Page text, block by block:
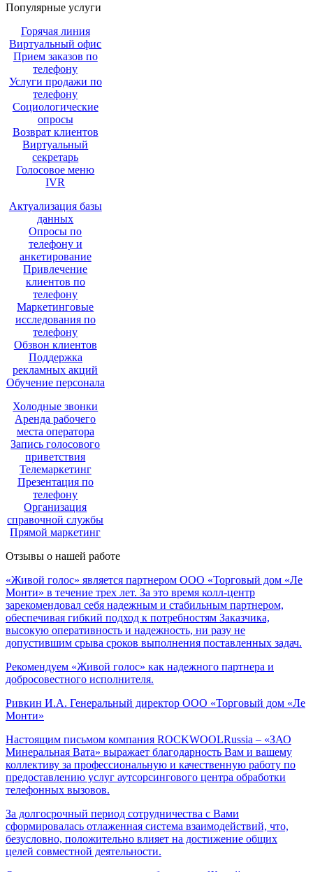
Популярные услуги
Горячая линия
Виртуальный офис
Прием заказов по
телефону
Услуги продажи по
телефону
Социологические
опросы
Возврат клиентов
Виртуальный
секретарь
Голосовое меню
IVR
Актуализация базы
данных
Опросы по
телефону и
анкетирование
Привлечение
клиентов по
телефону
Маркетинговые
исследования по
телефону
Обзвон клиентов
Поддержка
рекламных акций
Обучение персонала
Холодные звонки
Аренда рабочего
места оператора
Запись голосового
приветствия
Телемаркетинг
Презентация по
телефону
Организация
справочной службы
Прямой маркетинг
Отзывы о нашей работе
«Живой голос» является партнером ООО «Торговый дом «Ле
Монти» в течение трех лет. За это время колл-центр
зарекомендовал себя надежным и стабильным партнером,
обеспечивая гибкий подход к потребностям Заказчика,
высокую оперативность и надежность, ни разу не
допустившим срыва сроков выполнения поставленных задач.
Рекомендуем «Живой голос» как надежного партнера и
добросовестного исполнителя.
Ривкин И.А. Генеральный директор ООО «Торговый дом «Ле
Монти»
Настоящим письмом компания ROCKWOOLRussia – «ЗАО
Минеральная Вата» выражает благодарность Вам и вашему
коллективу за профессиональную и качественную работу по
предоставлению услуг аутсорсингового центра обработки
телефонных вызовов.
За долгосрочный период сотрудничества с Вами
сформировалась отлаженная система взаимодействий, что,
безусловно, положительно влияет на достижение общих
целей совместной деятельности.